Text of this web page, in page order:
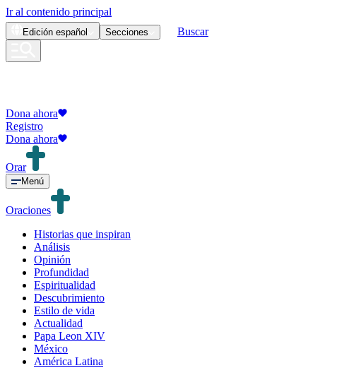
Ir al contenido principal
Edición español Secciones Buscar
Dona ahora
Registro
Dona ahora
Orar
Menú
Oraciones
Historias que inspiran
Análisis
Opinión
Profundidad
Espiritualidad
Descubrimiento
Estilo de vida
Actualidad
Papa Leon XIV
México
América Latina